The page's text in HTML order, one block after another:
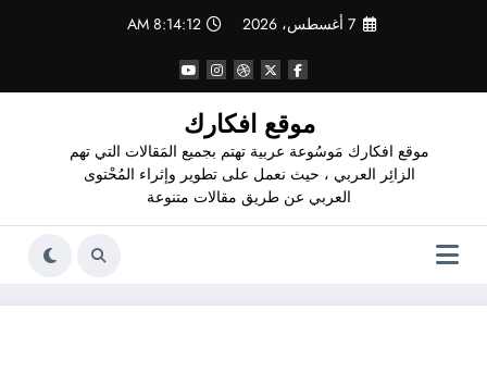
7 أغسطس، 2026 8:14:13 AM
موقع افكارك
موقع افكارك مَوسُوعة عربية تهتم بجميع المَقالات التي تهم
الزائِر العربي ، حيث نعمل على تطوير وإثراء المُحْتوى
العربي عن طريق مقالات متنوعة